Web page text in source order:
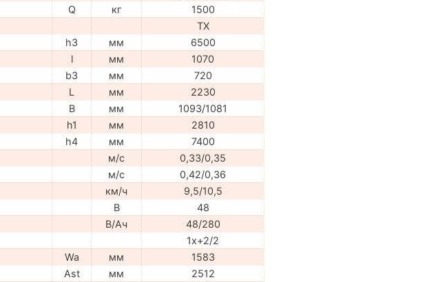
Q кг
1500
TX
h3 мм
6500
l мм
1070
b3 мм
720
L мм
2230
B мм
1093/1081
h1 мм
2810
h4 мм
7400
м/с
0,33/0,35
м/с
0,42/0,36
км/ч
9,5/10,5
В
48
В/Ач
48/280
1х+2/2
Wa мм
1583
Ast мм 2512